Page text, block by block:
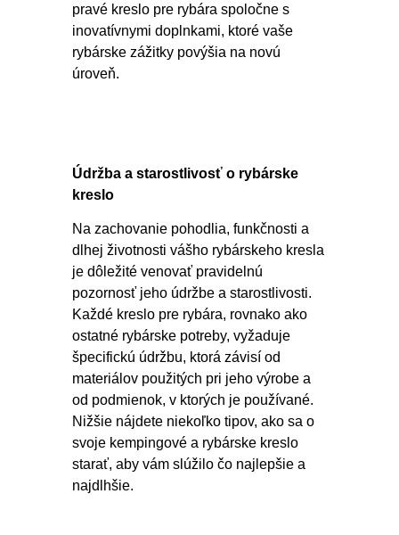
pravé kreslo pre rybára spoločne s
inovatívnymi doplnkami, ktoré vaše
rybárske zážitky povýšia na novú
úroveň.
Údržba a starostlivosť o rybárske
kreslo
Na zachovanie pohodlia, funkčnosti a
dlhej životnosti vášho rybárskeho kresla
je dôležité venovať pravidelnú
pozornosť jeho údržbe a starostlivosti.
Každé kreslo pre rybára, rovnako ako
ostatné rybárske potreby, vyžaduje
špecifickú údržbu, ktorá závisí od
materiálov použitých pri jeho výrobe a
od podmienok, v ktorých je používané.
Nižšie nájdete niekoľko tipov, ako sa o
svoje kempingové a rybárske kreslo
starať, aby vám slúžilo čo najlepšie a
najdlhšie.